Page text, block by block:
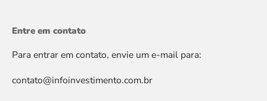
Entre em contato
Para entrar em contato, envie um e-mail para:
contato@infoinvestimento.com.br